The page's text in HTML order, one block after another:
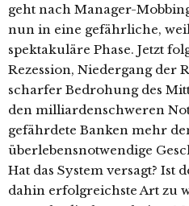
geht nach Manager-
nun in eine gefährliche,
spektakuläre Phase. Jetzt
Rezession, Niedergang der
scharfer Bedrohung des
den milliardenschweren
gefährdete Banken mehr
überlebensnotwendige
Hat das System versagt? Ist
dahin erfolgreichste Art zu